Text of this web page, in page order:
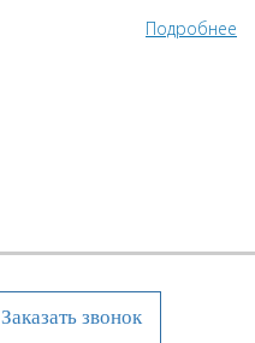
Подробнее
Заказать звонок